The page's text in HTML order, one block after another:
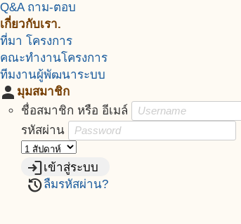
Q&A ถาม-ตอบ
เกี่ยวกับเรา.
ที่มา โครงการ
คณะทำงานโครงการ
ทีมงานผู้พัฒนาระบบ
person มุมสมาชิก
ชื่อสมาชิก หรือ อีเมล์
รหัสผ่าน
loginเข้าสู่ระบบ
restoreลืมรหัสผ่าน?